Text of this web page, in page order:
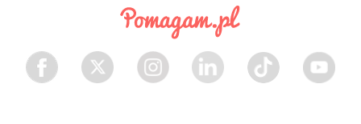
Facebook Twitter Instagram LinkedIn TikTok Youtube